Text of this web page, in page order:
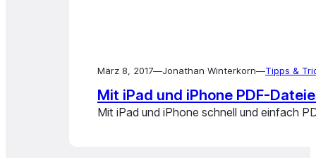
März 8, 2017—Jonathan Winterkorn—Tipps &
Mit iPad und iPhone PDF-
Mit iPad und iPhone schnell und einfach